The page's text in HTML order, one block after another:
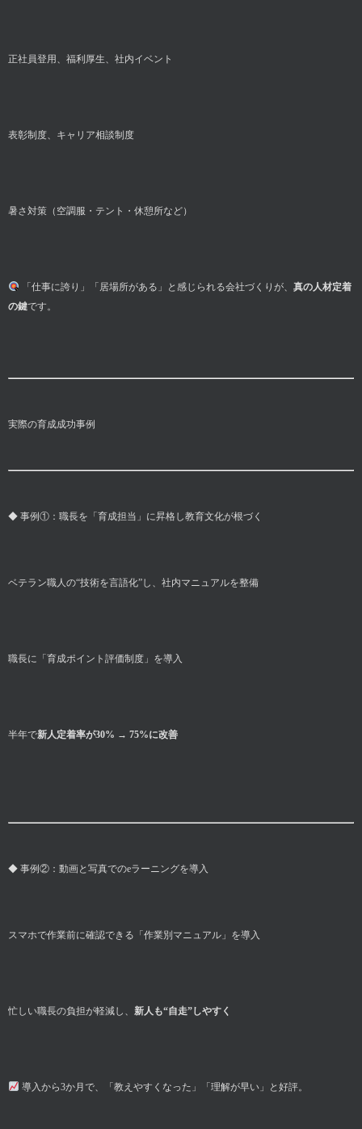
正社員登用、福利厚生、社内イベント
表彰制度、キャリア相談制度
暑さ対策（空調服・テント・休憩所など）
「仕事に誇り」「居場所がある」と感じられる会社づくりが、 真の人材定着
の鍵です。
実際の育成成功事例
◆ 事例①：職長を「育成担当」に昇格し教育文化が根づく
ベテラン職人の“技術を言語化”し、社内マニュアルを整備
職長に「育成ポイント評価制度」を導入
半年で新人定着率が30% → 75%に改善
◆ 事例②：動画と写真でのeラーニングを導入
スマホで作業前に確認できる「作業別マニュアル」を導入
忙しい職長の負担が軽減し、 新人も“自走”しやすく
導入から3か月で、「教えやすくなった」「理解が早い」と好評。